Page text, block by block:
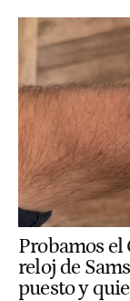
Probamos
reloj de
puesto y